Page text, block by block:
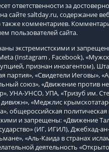
ответственности за
сайтеsaltday.ru, содержание
также комментариев.
пользователей сайта.
экстремистскими и
(Instagram , Facebook),
признан иноагентом),
партия», «Свидетели Иеговы»,
союз», «Движение против
УНА-УНСО, УПА, «Тризуб им.
«Меджлис
общероссийская
и запрещены: «Движение
(ИГ, ИГИЛ), Джебхад-
«Аль-Каида в странах
деятельность